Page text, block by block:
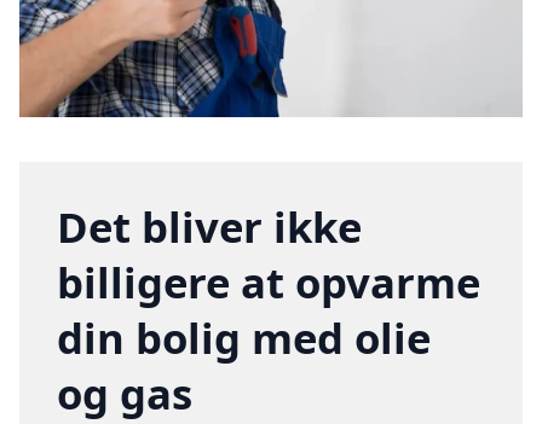
Det bliver ikke
billigere at opvarme
din bolig med olie
og gas